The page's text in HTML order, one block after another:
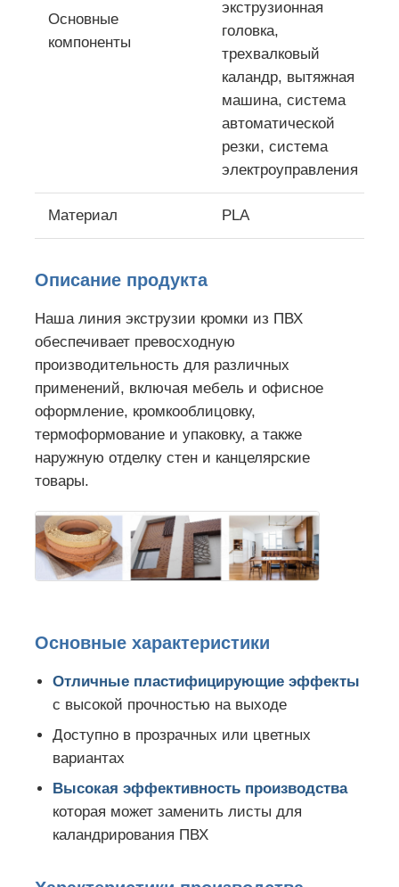
Линия штранг-прессования кольцевания края PVC
Основные
компоненты
экструзионная
головка,
трехвалковый
каландр, вытяжная
машина, система
автоматической
резки, система
электроуправления
Материал PLA
Описание продукта
Наша линия экструзии кромки из ПВХ
обеспечивает превосходную
производительность для различных
применений, включая мебель и офисное
оформление, кромкооблицовку,
термоформование и упаковку, а также
наружную отделку стен и канцелярские
товары.
Основные характеристики
Отличные пластифицирующие эффекты
с высокой прочностью на выходе
Доступно в прозрачных или цветных
вариантах
Высокая эффективность производства
которая может заменить листы для
каландрирования ПВХ